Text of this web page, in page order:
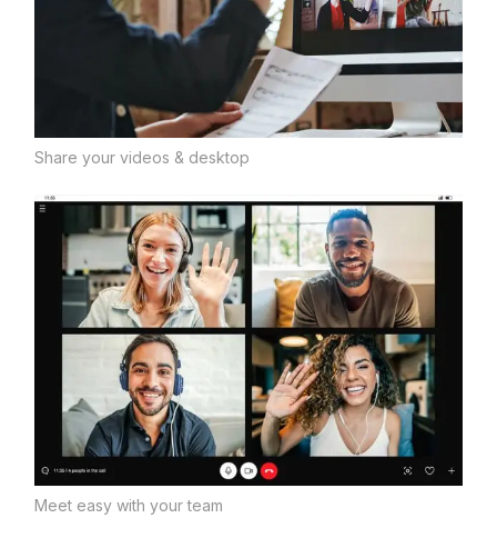
Share your videos & desktop
Meet easy with your team